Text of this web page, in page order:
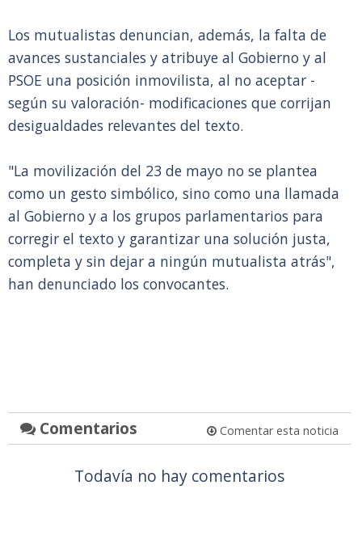
Los mutualistas denuncian, además, la falta de
avances sustanciales y atribuye al Gobierno y al
PSOE una posición inmovilista, al no aceptar -
según su valoración- modificaciones que corrijan
desigualdades relevantes del texto.
"La movilización del 23 de mayo no se plantea
como un gesto simbólico, sino como una llamada
al Gobierno y a los grupos parlamentarios para
corregir el texto y garantizar una solución justa,
completa y sin dejar a ningún mutualista atrás",
han denunciado los convocantes.
Comentarios Comentar esta noticia
Todavía no hay comentarios